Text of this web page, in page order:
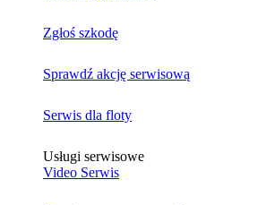
Zgłoś szkodę
Sprawdź akcję serwisową
Serwis dla floty
Usługi serwisowe
Video Serwis